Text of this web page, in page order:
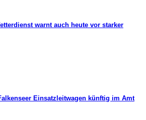
warnt auch heute vor starker
Einsatzleitwagen künftig im Amt